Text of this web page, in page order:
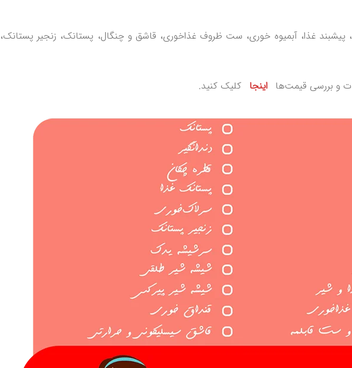
پیشبند غذا، آبمیوه خوری، ست ظروف غذاخوری، قاشق و چنگال، پستانک، زنجیر
و بررسی قیمت‌ها اینجا کلیک کنید.